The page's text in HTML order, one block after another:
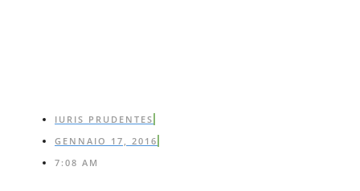
IURIS PRUDENTES
GENNAIO 17, 2016
7:08 AM